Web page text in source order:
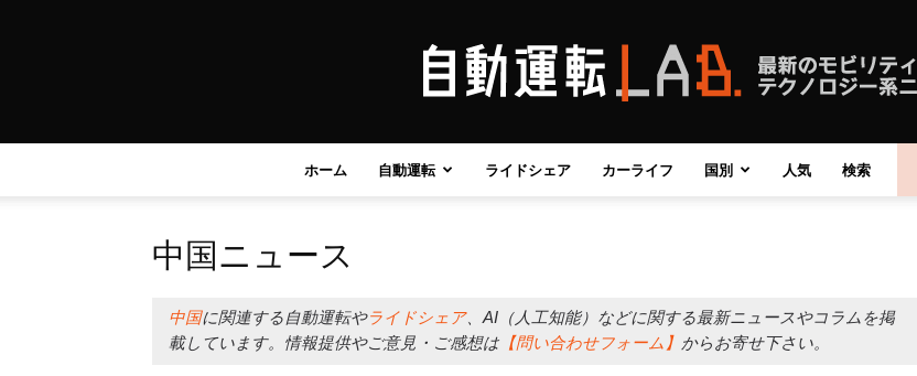
自
動
ホーム 自動運転 ライドシェア カーライフ 国別 人気 検索
中国ニュース
中国に関連する自動運転やライドシェア、AI（人工知能）などに関する最新ニュースやコラムを掲
載しています。情報提供やご意見・ご感想は【問い合わせフォーム】 からお寄せ下さい。